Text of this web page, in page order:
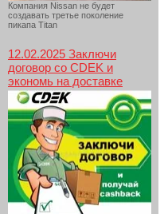
Компания Nissan не будет
создавать третье поколение
пикапа Titan
12.02.2025 Заключи
договор со CDEK и
экономь на доставке